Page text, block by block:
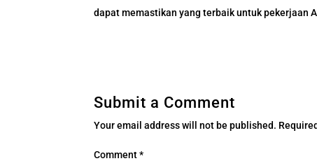
dapat memastikan yang terbaik untuk pekerjaan
Submit a Comment
Your email address will not be published.
Comment*